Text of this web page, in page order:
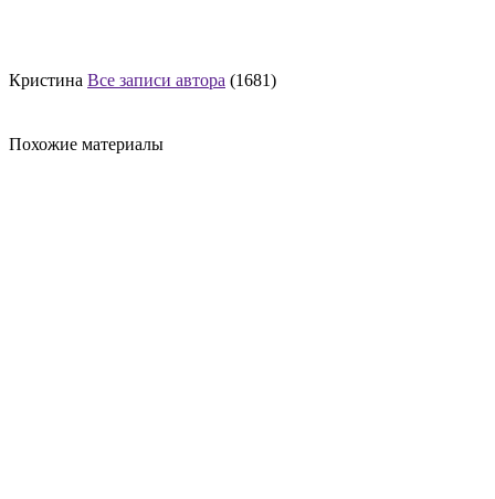
Кристина Все записи автора (1681)
Похожие материалы